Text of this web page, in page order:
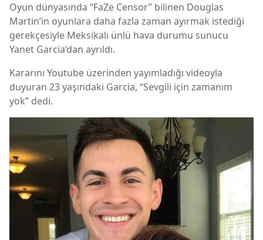
Oyun dünyasında “FaZe Censor” bilinen Douglas
Martin’in oyunlara daha fazla zaman ayırmak istediği
gerekçesiyle Meksikalı ünlü hava durumu sunucu
Yanet Garcia’dan ayrıldı.
Kararını Youtube üzerinden yayımladığı videoyla
duyuran 23 yaşındaki Garcia, “Sevgili için zamanım
yok” dedi.